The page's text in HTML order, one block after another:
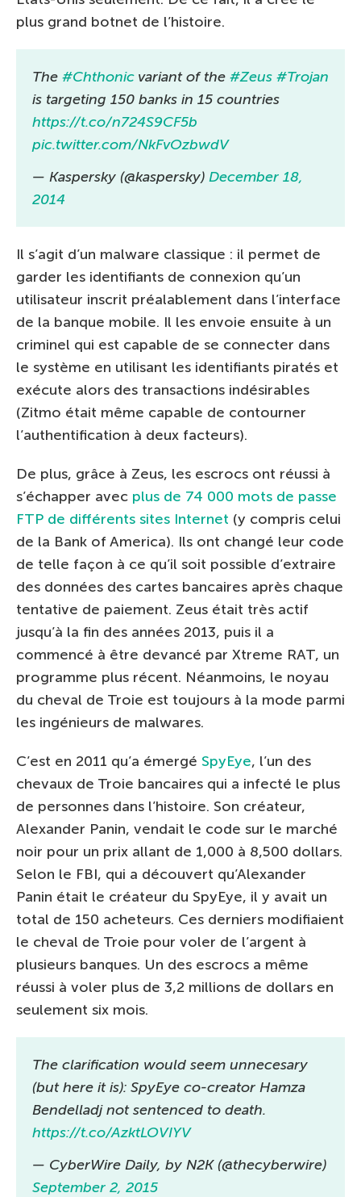
plus grand botnet de l’histoire.
The #Chthonic variant of the #Zeus #Trojan
is targeting 150 banks in 15 countries
https://t.co/n724S9CF5b
pic.twitter.com/NkFvOzbwdV
— Kaspersky (@kaspersky) December 18,
2014
Il s’agit d’un malware classique : il permet de
garder les identifiants de connexion qu’un
utilisateur inscrit préalablement dans l’interface
de la banque mobile. Il les envoie ensuite à un
criminel qui est capable de se connecter dans
le système en utilisant les identifiants piratés et
exécute alors des transactions indésirables
(Zitmo était même capable de contourner
l’authentification à deux facteurs).
De plus, grâce à Zeus, les escrocs ont réussi à
s’échapper avec plus de 74 000 mots de passe
FTP de différents sites Internet (y compris celui
de la Bank of America). Ils ont changé leur code
de telle façon à ce qu’il soit possible d’extraire
des données des cartes bancaires après chaque
tentative de paiement. Zeus était très actif
jusqu’à la fin des années 2013, puis il a
commencé à être devancé par Xtreme RAT, un
programme plus récent. Néanmoins, le noyau
du cheval de Troie est toujours à la mode parmi
les ingénieurs de malwares.
C’est en 2011 qu’a émergé SpyEye, l’un des
chevaux de Troie bancaires qui a infecté le plus
de personnes dans l’histoire. Son créateur,
Alexander Panin, vendait le code sur le marché
noir pour un prix allant de 1,000 à 8,500 dollars.
Selon le FBI, qui a découvert qu’Alexander
Panin était le créateur du SpyEye, il y avait un
total de 150 acheteurs. Ces derniers modifiaient
le cheval de Troie pour voler de l’argent à
plusieurs banques. Un des escrocs a même
réussi à voler plus de 3,2 millions de dollars en
seulement six mois.
The clarification would seem unnecesary
(but here it is): SpyEye co-creator Hamza
Bendelladj not sentenced to death.
https://t.co/AzktLOVIYV
— CyberWire Daily, by N2K (@thecyberwire)
September 2, 2015